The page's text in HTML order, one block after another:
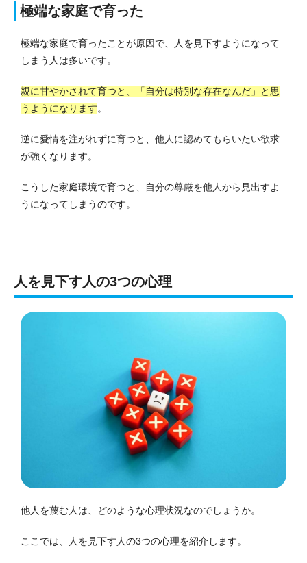
極端な家庭で育った
極端な家庭で育ったことが原因で、人を見下すようになって
しまう人は多いです。
親に甘やかされて育つと、「自分は特別な存在なんだ」と思
うようになります。
逆に愛情を注がれずに育つと、他人に認めてもらいたい欲求
が強くなります。
こうした家庭環境で育つと、自分の尊厳を他人から見出すよ
うになってしまうのです。
人を見下す人の3つの心理
他人を蔑む人は、どのような心理状況なのでしょうか。
ここでは、人を見下す人の3つの心理を紹介します。